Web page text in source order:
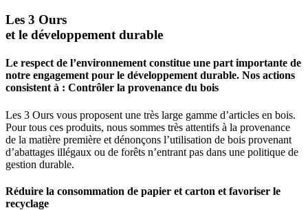
Les 3 Ours
et le développement durable
Le respect de l’environnement constitue une part importante de
notre engagement pour le développement durable. Nos actions
consistent à : Contrôler la provenance du bois
Les 3 Ours vous proposent une très large gamme d’articles en bois.
Pour tous ces produits, nous sommes très attentifs à la provenance
de la matière première et dénonçons l’utilisation de bois provenant
d’abattages illégaux ou de forêts n’entrant pas dans une politique de
gestion durable.
Réduire la consommation de papier et carton et favoriser le
recyclage